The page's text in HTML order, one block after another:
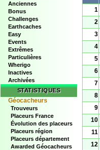
Anciennes
Bonus
Challenges
Earthcaches
Easy
Events
Extrêmes
Particulières
Wherigo
Inactives
Archivées
STATISTIQUES
Géocacheurs
Trouveurs
Placeurs France
Évolution des placeurs
Placeurs région
Placeurs département
Awarded Géocacheurs
1
2
3
4
5
6
7
8
9
10
11
12